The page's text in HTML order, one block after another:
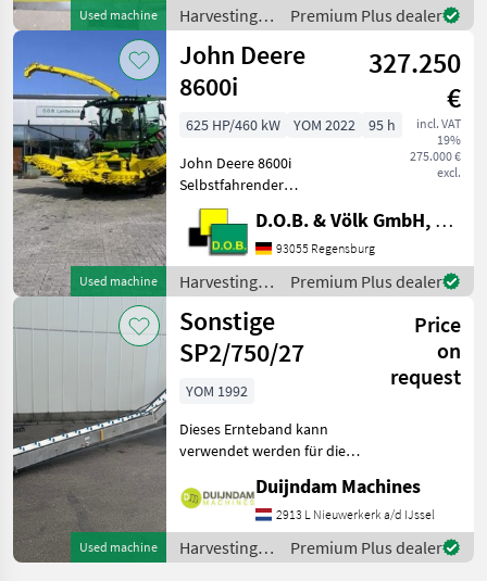
Used machine
Zustand - technisch wäre
ein Umbau auf
Harvesting
equipment
crop fields /
Kemper
Premium Plus dealer
Used machine
John Deere
8600i
327.250
€
incl. VAT
19%
275.000 €
excl.
625 HP/460 kW YOM 2022
95 h
John Deere 8600i
Selbstfahrender
Feldhäcksler * Einsatz nur
im Gras * Ersteinsatz und
Erstzulassung 2023 * 94
Motor-bh, 35 Trommel-bh
(Stand 04.2026) - "I"-
Vorberei
D.O.B. & Völk GmbH, Filiale Regensburg
93055 Regensburg
Harvesting
equipment
crop fields /
John Deere
Premium Plus dealer
Used machine
Sonstige
SP2/750/27
Price
on
request
YOM 1992
Dieses Ernteband kann
verwendet werden für die
handwerklich geerntes
Gewächs, wie zB.
Blumenkohl, Endivie,
Sellerie, Rosenkohl, Salat,
Duijndam Machines
2913 L Nieuwerkerk a/d IJssel
Harvesting
equipment
Premium Plus dealer